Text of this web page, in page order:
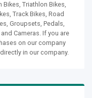
Bikes, Triathlon Bikes,
Track Bikes, Road
Groupsets, Pedals,
Cameras. If you are
on our company
in our company.